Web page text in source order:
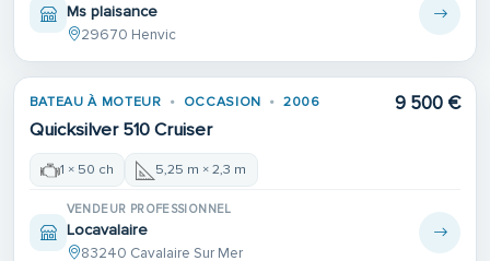
Ms plaisance
29670 Henvic
BATEAU À MOTEUR OCCASION 2006
Quicksilver 510 Cruiser
9 500 €
1 × 50 ch 5,25 m × 2,3 m
VENDEUR PROFESSIONNEL
Locavalaire
83240 Cavalaire Sur Mer